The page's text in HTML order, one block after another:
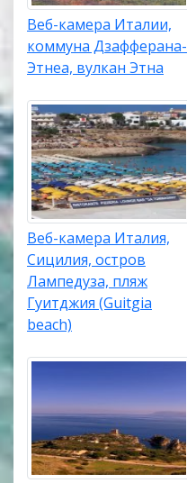
Веб-камера Италии,
коммуна Дзафферана-
Этнеа, вулкан Этна
Веб-камера Италия,
Сицилия, остров
Лампедуза, пляж
Гуитджия (Guitgia
beach)